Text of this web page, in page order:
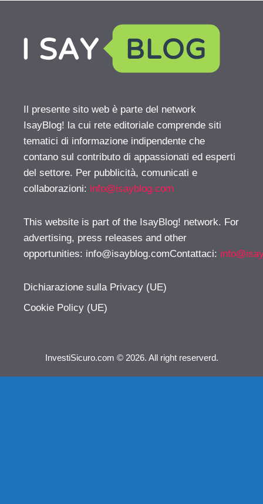
Il presente sito web è parte del network
IsayBlog! la cui rete editoriale comprende siti
tematici di informazione indipendente che
contano sul contributo di appassionati ed esperti
del settore. Per pubblicità, comunicati e
collaborazioni: info@isayblog.com
This website is part of the IsayBlog! network. For
advertising, press releases and other
opportunities: info@isayblog.comContattaci:
Dichiarazione sulla Privacy (UE)
Cookie Policy (UE)
InvestiSicuro.com © 2026. All right reserverd.